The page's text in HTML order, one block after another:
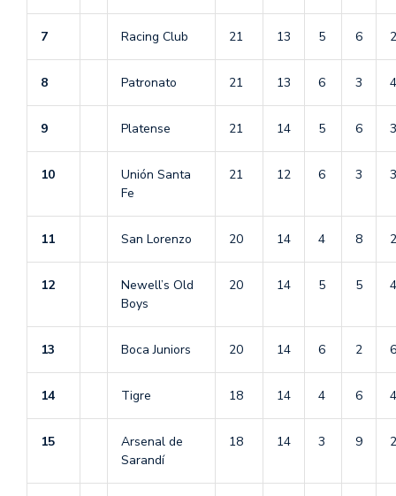
7 Racing Club 21 13 5 6 2
8 Patronato 21 13 6 3 4
9 Platense 21 14 5 6 3
10
Unión Santa
Fe
21 12 6 3 3
11 San Lorenzo 20 14 4 8 2
12
Newell’s Old
Boys
20 14 5 5 4
13 Boca Juniors 20 14 6 2 6
14 Tigre 18 14 4 6 4
15
Arsenal de
Sarandí
18 14 3 9 2